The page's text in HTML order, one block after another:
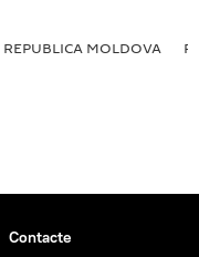
REPUBLICA MOLDOVA
Contacte